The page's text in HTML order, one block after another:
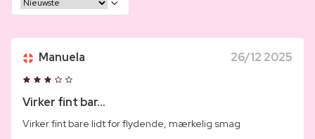
Manuela 26/12 2025
Virker fint bar...
Virker fint bare lidt for flydende, mærkelig smag